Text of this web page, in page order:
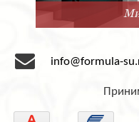
info@formula-